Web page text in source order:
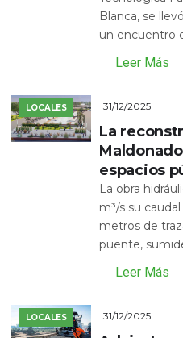
Blanca, se
un encuentro
Leer Más
LOCALES 31/12/2025
La
espacios
La obra
m³/s su
metros de
puente,
Leer Más
LOCALES 31/12/2025